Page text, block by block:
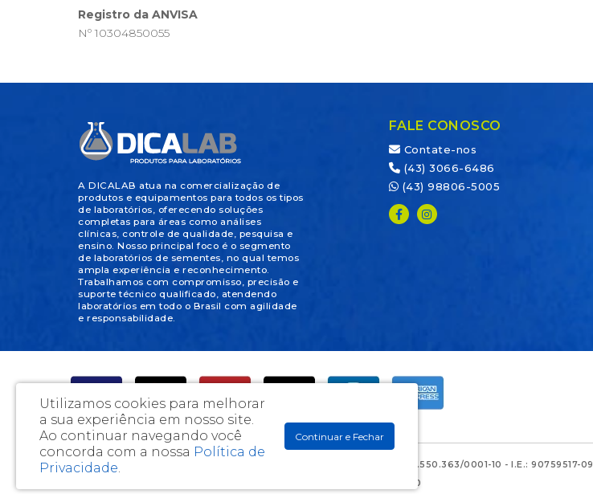
Registro da ANVISA
Nº 10304850055
A DICALAB atua na comercialização de
produtos e equipamentos para todos os tipos
de laboratórios, oferecendo soluções
completas para áreas como análises
clínicas, controle de qualidade, pesquisa e
ensino. Nosso principal foco é o segmento
de laboratórios de sementes, no qual temos
ampla experiência e reconhecimento.
Trabalhamos com compromisso, precisão e
suporte técnico qualificado, atendendo
laboratórios em todo o Brasil com agilidade
e responsabilidade.
FALE CONOSCO
Contate-nos
(43) 3066-6486
(43) 98806-5005
DicaLab Materiais Para Laboratórios e Artigos Médicos Ltda - CNPJ: 28.550.363/0001-10 - I.E.: 90759517-09
Av. Chepli Tanus Daher, 289 - Cafezal - Londrina / PR - CEP: 86045-000
Utilizamos cookies para melhorar
a sua experiência em nosso site.
Ao continuar navegando você
concorda com a nossa Política de
Privacidade.
Continuar e Fechar